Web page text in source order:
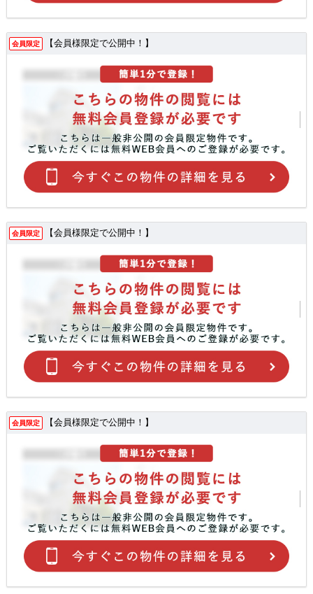
会員限定 【会員様限定で公開中！】
会員限定 【会員様限定で公開中！】
会員限定 【会員様限定で公開中！】